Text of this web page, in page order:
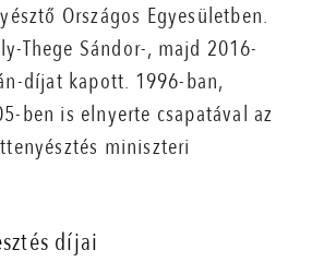
Országos Egyesületben.
Thege Sándor-, majd 2016-
díjat kapott. 1996-ban,
ben is elnyerte csapatával az
miniszteri
díjai